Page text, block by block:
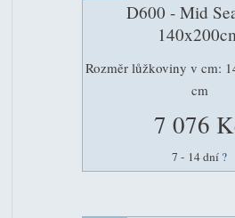
D600 - Mid
Rozměr lůžkoviny v cm:
cm
7 076
7 - 14 dní ?